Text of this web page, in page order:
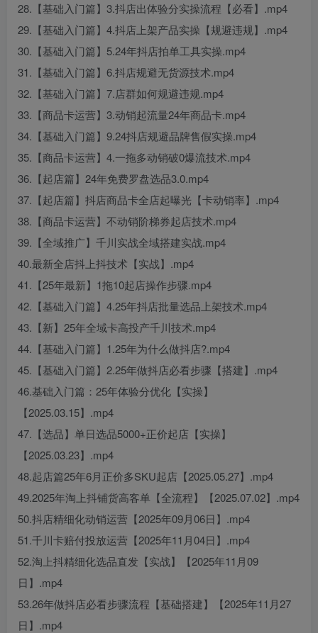
28.【基础入门篇】3.抖店出体验分实操流程【必看】.mp4
29.【基础入门篇】4.抖店上架产品实操【规避违规】.mp4
30.【基础入门篇】5.24年抖店拍单工具实操.mp4
31.【基础入门篇】6.抖店规避无货源技术.mp4
32.【基础入门篇】7.店群如何规避违规.mp4
33.【商品卡运营】3.动销起流量24年商品卡.mp4
34.【基础入门篇】9.24抖店规避品牌售假实操.mp4
35.【商品卡运营】4.一拖多动销破0爆流技术.mp4
36.【起店篇】24年免费罗盘选品3.0.mp4
37.【起店篇】抖店商品卡全店起曝光【卡动销率】.mp4
38.【商品卡运营】不动销阶梯券起店技术.mp4
39.【全域推广】千川实战全域搭建实战.mp4
40.最新全店抖上抖技术【实战】.mp4
41.【25年最新】1拖10起店操作步骤.mp4
42.【基础入门篇】4.25年抖店批量选品上架技术.mp4
43.【新】25年全域卡高投产千川技术.mp4
44.【基础入门篇】1.25年为什么做抖店?.mp4
45.【基础入门篇】2.25年做抖店必看步骤【搭建】.mp4
46.基础入门篇：25年体验分优化【实操】
【2025.03.15】.mp4
47.【选品】单日选品5000+正价起店【实操】
【2025.03.23】.mp4
48.起店篇25年6月正价多SKU起店【2025.05.27】.mp4
49.2025年淘上抖铺货高客单【全流程】【2025.07.02】.mp4
50.抖店精细化动销运营【2025年09月06日】.mp4
51.千川卡赔付投放运营【2025年11月04日】.mp4
52.淘上抖精细化选品直发【实战】【2025年11月09
日】.mp4
53.26年做抖店必看步骤流程【基础搭建】【2025年11月27
日】.mp4